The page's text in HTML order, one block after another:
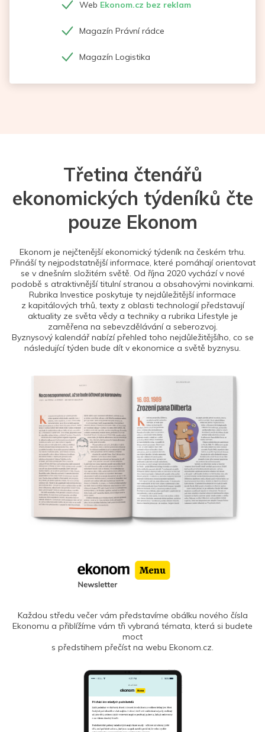
Web Ekonom.cz bez reklam
Magazín Právní rádce
Magazín Logistika
Třetina čtenářů
ekonomických týdeníků čte
pouze Ekonom
Ekonom je nejčtenější ekonomický týdeník na českém trhu.
Přináší ty nejpodstatnější informace, které pomáhají orientovat
se v dnešním složitém světě. Od října 2020 vychází v nové
podobě s atraktivnější titulní stranou a obsahovými novinkami.
Rubrika Investice poskytuje ty nejdůležitější informace
z kapitálových trhů, texty z oblasti technologií představují
aktuality ze světa vědy a techniky a rubrika Lifestyle je
zaměřena na sebevzdělávání a seberozvoj.
Byznysový kalendář nabízí přehled toho nejdůležitějšího, co se
následující týden bude dít v ekonomice a světě byznysu.
Každou středu večer vám představíme obálku nového čísla
Ekonomu a přiblížíme vám tři vybraná témata, která si budete
moct
s předstihem přečíst na webu Ekonom.cz.